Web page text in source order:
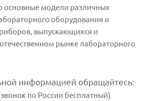
модели различных
оборудования и
выпускающихся и
рынке лабораторного
информацией обращайтесь:
по России бесплатный)